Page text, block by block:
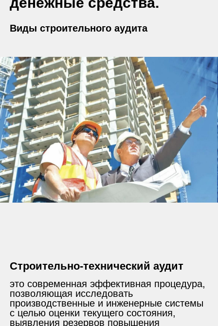
Виды строительного аудита
Строительно-технический аудит
это современная эффективная процедура,
позволяющая исследовать
производственные и инженерные системы
с целью оценки текущего состояния,
выявления резервов повышения